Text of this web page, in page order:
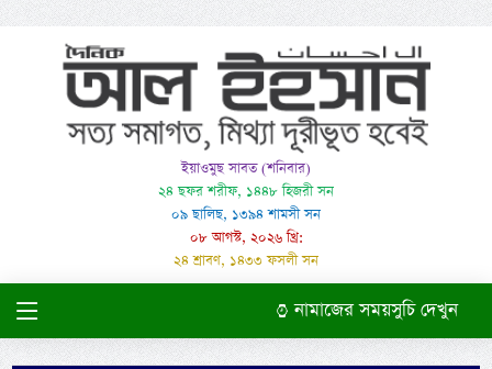
ইয়াওমুছ সাবত (শনিবার)
২৪ ছফর শরীফ, ১৪৪৮ হিজরী সন
০৯ ছালিছ, ১৩৯৪ শামসী সন
০৮ আগস্ট, ২০২৬ খ্রি:
২৪ শ্রাবণ, ১৪৩৩ ফসলী সন
নামাজের সময়সুচি দেখুন